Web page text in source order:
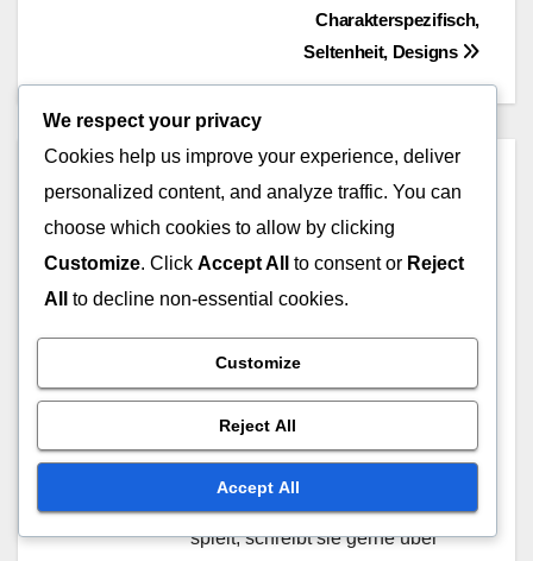
Charakterspezifisch,
Seltenheit, Designs
ByMarissa Quinn
Eine leidenschaftliche Gamerin
und Overwatch-Enthusiastin,
taucht Marissa tief in die Welt
Einblicke zu Battle Pass-
Belohnungen, Twitch Drops und
den neuesten Entwicklungen bei
der Einlösung von Overwatch-
Coins. Wenn sie nicht gerade
spielt, schreibt sie gerne über
We respect your privacy
Cookies help us improve your experience, deliver
personalized content, and analyze traffic. You can
choose which cookies to allow by clicking
Customize. Click Accept All to consent or Reject
All
to decline non-essential cookies.
Customize
Reject All
Accept All